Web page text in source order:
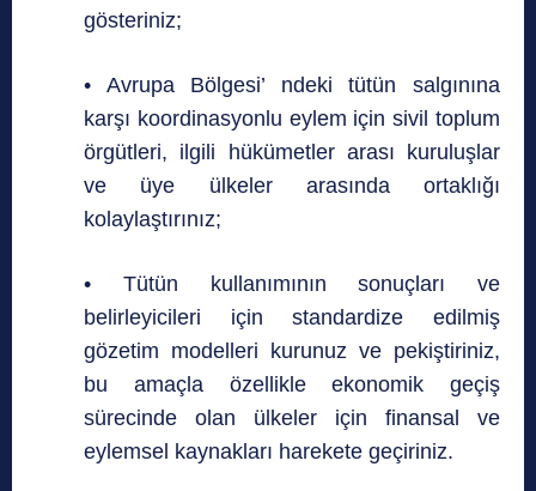
gösteriniz;
• Avrupa Bölgesi’ ndeki tütün salgınına
karşı koordinasyonlu eylem için sivil toplum
örgütleri, ilgili hükümetler arası kuruluşlar
ve üye ülkeler arasında ortaklığı
kolaylaştırınız;
• Tütün kullanımının sonuçları ve
belirleyicileri için standardize edilmiş
gözetim modelleri kurunuz ve pekiştiriniz,
bu amaçla özellikle ekonomik geçiş
sürecinde olan ülkeler için finansal ve
eylemsel kaynakları harekete geçiriniz.